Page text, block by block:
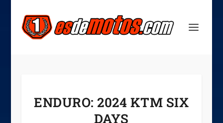
ENDURO: 2024 KTM SIX
DAYS